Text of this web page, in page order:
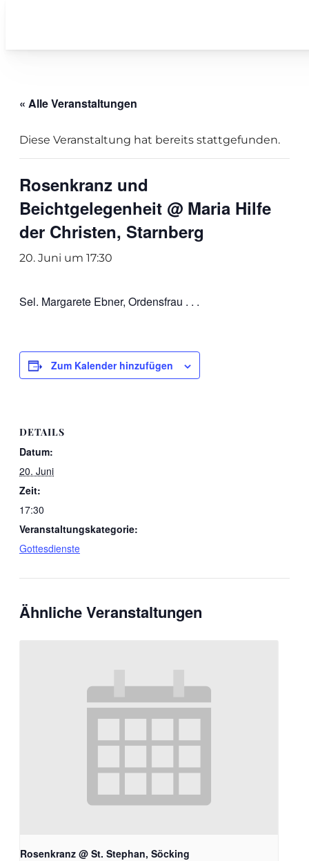
« Alle Veranstaltungen
Diese Veranstaltung hat bereits stattgefunden.
Rosenkranz und
Beichtgelegenheit @ Maria Hilfe
der Christen, Starnberg
20. Juni um 17:30
Sel. Margarete Ebner, Ordensfrau . . .
Zum Kalender hinzufügen
DETAILS
Datum:
20. Juni
Zeit:
17:30
Veranstaltungskategorie:
Gottesdienste
Ähnliche Veranstaltungen
Rosenkranz @ St. Stephan, Söcking